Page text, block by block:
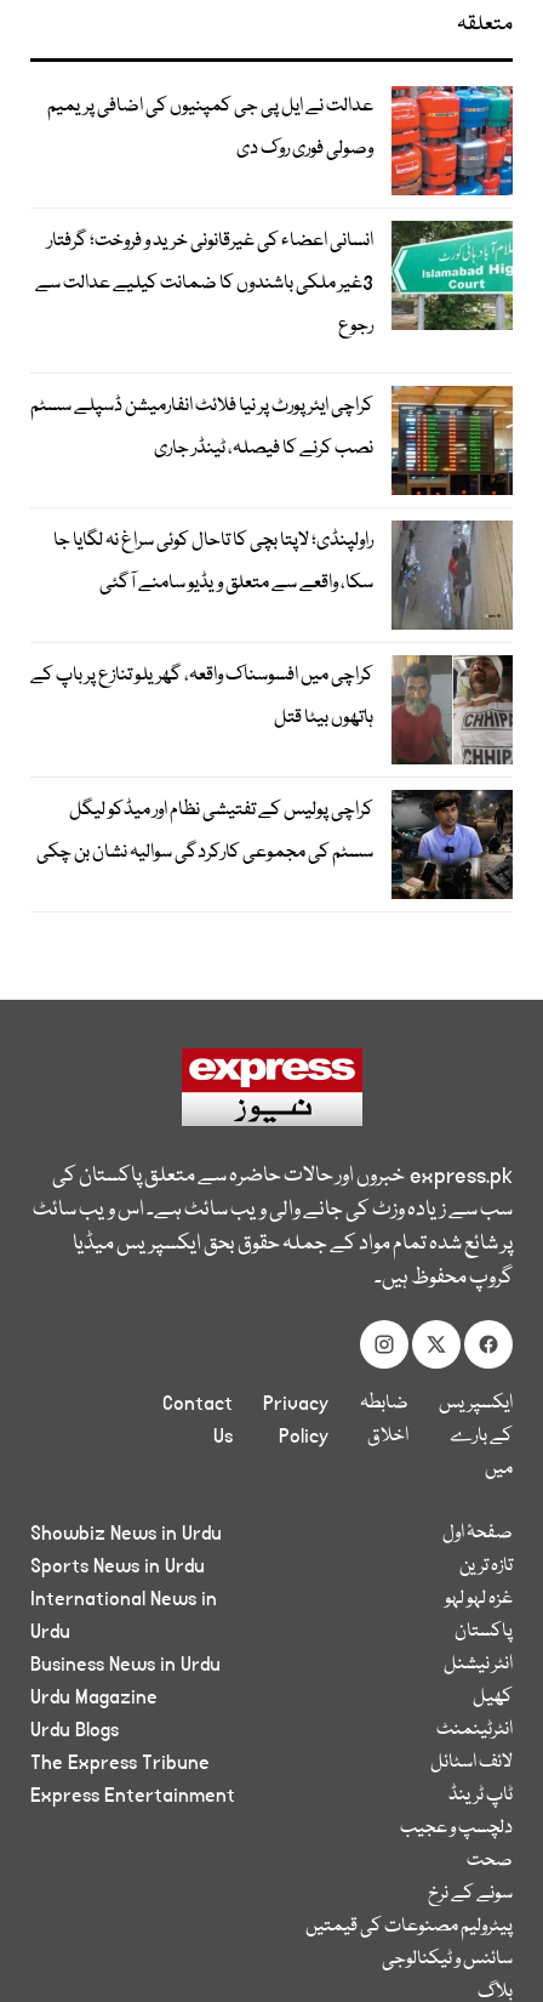
متعلقہ
عدالت نے ایل پی جی کمپنیوں کی اضافی پریمیم
وصولی فوری روک دی
انسانی اعضاء کی غیرقانونی خرید و فروخت؛ گرفتار
3غیر ملکی باشندوں کا ضمانت کیلیے عدالت سے
رجوع
کراچی ایئرپورٹ پر نیا فلائٹ انفارمیشن ڈسپلے سسٹم
نصب کرنے کا فیصلہ، ٹینڈر جاری
راولپنڈی؛ لاپتا بچی کا تاحال کوئی سراغ نہ لگایا جا
سکا، واقعے سے متعلق ویڈیو سامنے آگئی
کراچی میں افسوسناک واقعہ، گھریلو تنازع پر باپ کے
ہاتھوں بیٹا قتل
کراچی پولیس کے تفتیشی نظام اور میڈکو لیگل
سسٹم کی مجموعی کارکردگی سوالیہ نشان بن چکی
express.pkخبروں اور حالات حاضرہ سے متعلق پاکستان کی
سب سے زیادہ وزٹ کی جانے والی ویب سائٹ ہے۔ اس ویب سائٹ
پر شائع شدہ تمام مواد کے جملہ حقوق بحق ایکسپریس میڈیا
گروپ محفوظ ہیں۔
ایکسپریس
کے بارے
میں
ضابطہ
اخلاق
Privacy
Policy
Contact
Us
صفحۂ اول
تازہ ترین
غزہ لہو لہو
پاکستان
انٹر نیشنل
کھیل
انٹرٹینمنٹ
لائف اسٹائل
ٹاپ ٹرینڈ
دلچسپ و عجیب
صحت
سونے کے نرخ
پیٹرولیم مصنوعات کی قیمتیں
سائنس و ٹیکنالوجی
بلاگ
Showbiz News in Urdu
Sports News in Urdu
International News in
Urdu
Business News in Urdu
Urdu Magazine
Urdu Blogs
The Express Tribune
Express Entertainment